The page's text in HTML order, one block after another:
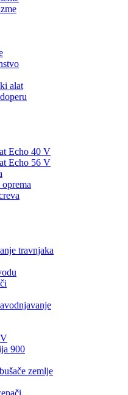
alat
Echo 40 V
Echo 56 V
travnjaka
900
zemlje